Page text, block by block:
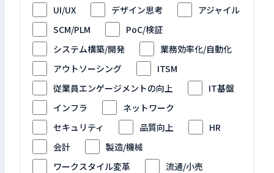
UI/UX
デザイン思考
アジャイル
SCM/PLM
PoC/検証
システム構築/開発
業務効率化/自動化
アウトソーシング
ITSM
従業員エンゲージメントの向上
IT基盤
インフラ
ネットワーク
セキュリティ
品質向上
HR
会計
製造/機械
ワークスタイル変革
流通/小売